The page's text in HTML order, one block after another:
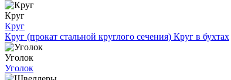
Круг
Круг
Круг (прокат стальной круглого сечения) Круг в бухтах
Уголок
Уголок